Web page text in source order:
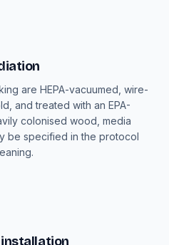
are HEPA-vacuumed, wire-
and treated with an EPA-
colonised wood, media
be specified in the protocol